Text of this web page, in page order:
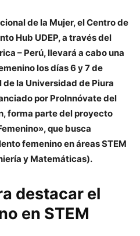
de la Mujer, el Centro de
Hub UDEP, a través del
– Perú, llevará a cabo una
los días 6 y 7 de
la Universidad de Piura
por ProInnóvate del
forma parte del proyecto
que busca
femenino en áreas STEM
y Matemáticas).
destacar el
en STEM